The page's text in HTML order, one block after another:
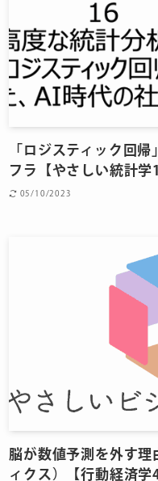
「ロジスティック回
フラ【やさしい統計学
05/10/2023
脳が数値予測を外す理
ィクス）【行動経済学4